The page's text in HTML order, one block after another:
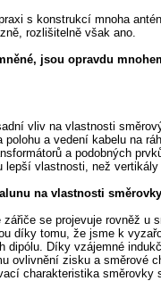
s konstrukcí mnoha
rozlišitelně však ano.
jsou opravdu
vliv na vlastnosti
polohu a vedení kabelu na
a podobných
lepší vlastnosti, než
na vlastnosti směrovky
se projevuje rovněž u
díky tomu, že jsme k
dipólu. Díky vzájemné
ovlivnění zisku a směrové
charakteristika směrovky